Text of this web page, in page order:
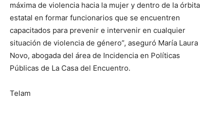
máxima de violencia hacia la mujer y dentro de la órbita
estatal en formar funcionarios que se encuentren
capacitados para prevenir e intervenir en cualquier
situación de violencia de género”, aseguró María Laura
Novo, abogada del área de Incidencia en Políticas
Públicas de La Casa del Encuentro.
Telam